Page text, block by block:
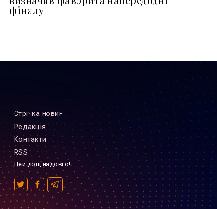
фіналу
Стрiчка новин
Редакцiя
Контакти
RSS
Цей дощ надовго!